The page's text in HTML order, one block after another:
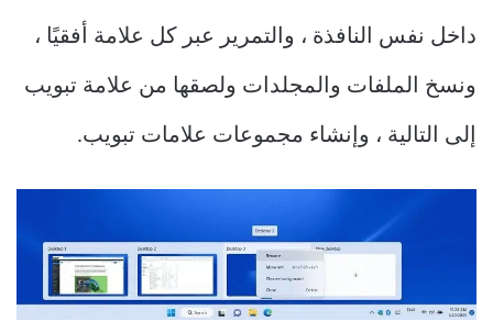
داخل نفس النافذة ، والتمرير عبر كل علامة أفقيًا ،
ونسخ الملفات والمجلدات ولصقها من علامة تبويب
إلى التالية ، وإنشاء مجموعات علامات تبويب.